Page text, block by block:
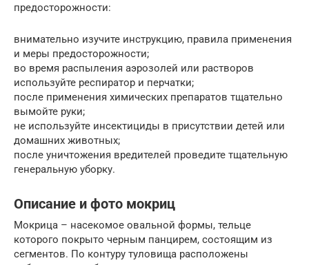
предосторожности:
внимательно изучите инструкцию, правила применения
и меры предосторожности;
во время распыления аэрозолей или растворов
используйте респиратор и перчатки;
после применения химических препаратов тщательно
вымойте руки;
не используйте инсектициды в присутствии детей или
домашних животных;
после уничтожения вредителей проведите тщательную
генеральную уборку.
Описание и фото мокриц
Мокрица – насекомое овальной формы, тельце
которого покрыто черным панцирем, состоящим из
сегментов. По контуру туловища расположены